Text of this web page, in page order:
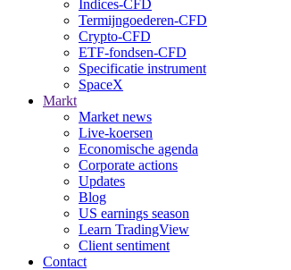
Indices-CFD
Termijngoederen-CFD
Crypto-CFD
ETF-fondsen-CFD
Specificatie instrument
SpaceX
Markt
Market news
Live-koersen
Economische agenda
Corporate actions
Updates
Blog
US earnings season
Learn TradingView
Client sentiment
Contact